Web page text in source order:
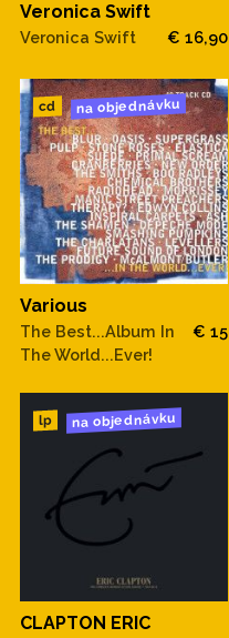
Veronica Swift
Veronica Swift € 16,90
cd na objednávku
Various
The Best...Album In
The World...Ever!
€ 15
lp na objednávku
CLAPTON ERIC